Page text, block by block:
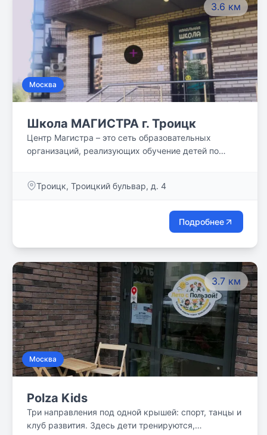
3.6 км
Москва
Школа МАГИСТРА г. Троицк
Центр Магистра – это сеть образовательных
организаций, реализующих обучение детей по
методик педагогов-новаторов (Н.Зайцева,
Троицк, Троицкий бульвар, д. 4
Подробнее
3.7 км
Москва
Polza Kids
Три направления под одной крышей: спорт, танцы и
клуб развития. Здесь дети тренируются,